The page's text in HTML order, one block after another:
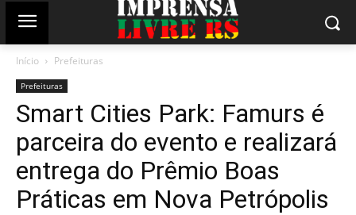
Início Prefeituras
Prefeituras
Smart Cities Park: Famurs é
parceira do evento e realizará
entrega do Prêmio Boas
Práticas em Nova Petrópolis